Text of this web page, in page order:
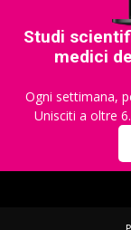
Studi
medici
Ogni settimana,
Unisciti a oltre